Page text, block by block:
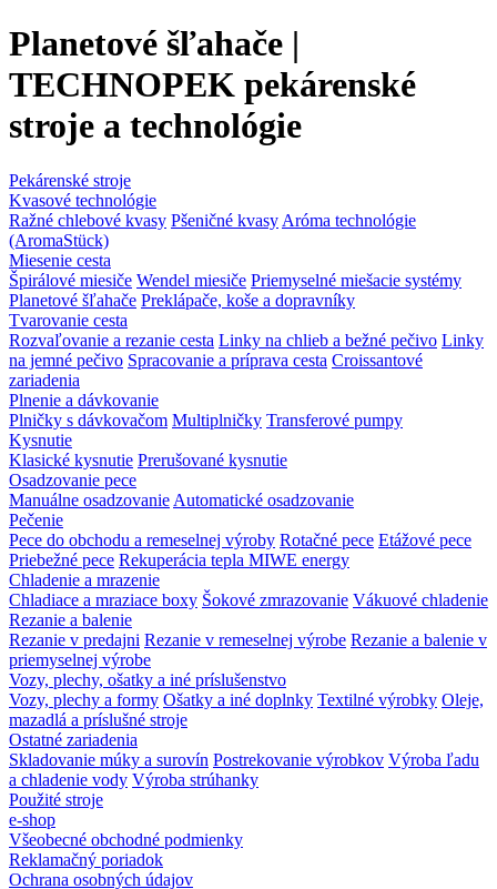
Planetové šľahače |
TECHNOPEK pekárenské
stroje a technológie
Pekárenské stroje
Kvasové technológie
Ražné chlebové kvasy Pšeničné kvasy Aróma technológie
(AromaStück)
Miesenie cesta
Špirálové miesiče Wendel miesiče Priemyselné miešacie systémy
Planetové šľahače Preklápače, koše a dopravníky
Tvarovanie cesta
Rozvaľovanie a rezanie cesta Linky na chlieb a bežné pečivo Linky
na jemné pečivo Spracovanie a príprava cesta Croissantové
zariadenia
Plnenie a dávkovanie
Plničky s dávkovačom Multiplničky Transferové pumpy
Kysnutie
Klasické kysnutie Prerušované kysnutie
Osadzovanie pece
Manuálne osadzovanie Automatické osadzovanie
Pečenie
Pece do obchodu a remeselnej výroby Rotačné pece Etážové pece
Priebežné pece Rekuperácia tepla MIWE energy
Chladenie a mrazenie
Chladiace a mraziace boxy Šokové zmrazovanie Vákuové chladenie
Rezanie a balenie
Rezanie v predajni Rezanie v remeselnej výrobe Rezanie a balenie v
priemyselnej výrobe
Vozy, plechy, ošatky a iné príslušenstvo
Vozy, plechy a formy Ošatky a iné doplnky Textilné výrobky Oleje,
mazadlá a príslušné stroje
Ostatné zariadenia
Skladovanie múky a surovín Postrekovanie výrobkov Výroba ľadu
a chladenie vody Výroba strúhanky
Použité stroje
e-shop
Všeobecné obchodné podmienky
Reklamačný poriadok
Ochrana osobných údajov